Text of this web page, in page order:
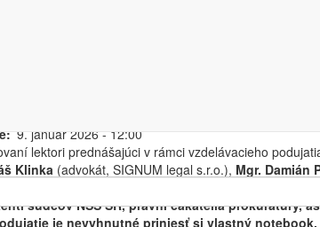
9. január 2026 - 12:00
lektori prednášajúci v rámci vzdelávacieho
Klinka(advokát, SIGNUM legal s.r.o.), Mgr. Damián
sudcov NSS SR, právni čakatelia prokuratúry,
je nevyhnutné priniesť si vlastný notebook.